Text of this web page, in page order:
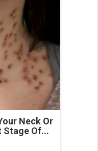
Neck Or
Stage Of...